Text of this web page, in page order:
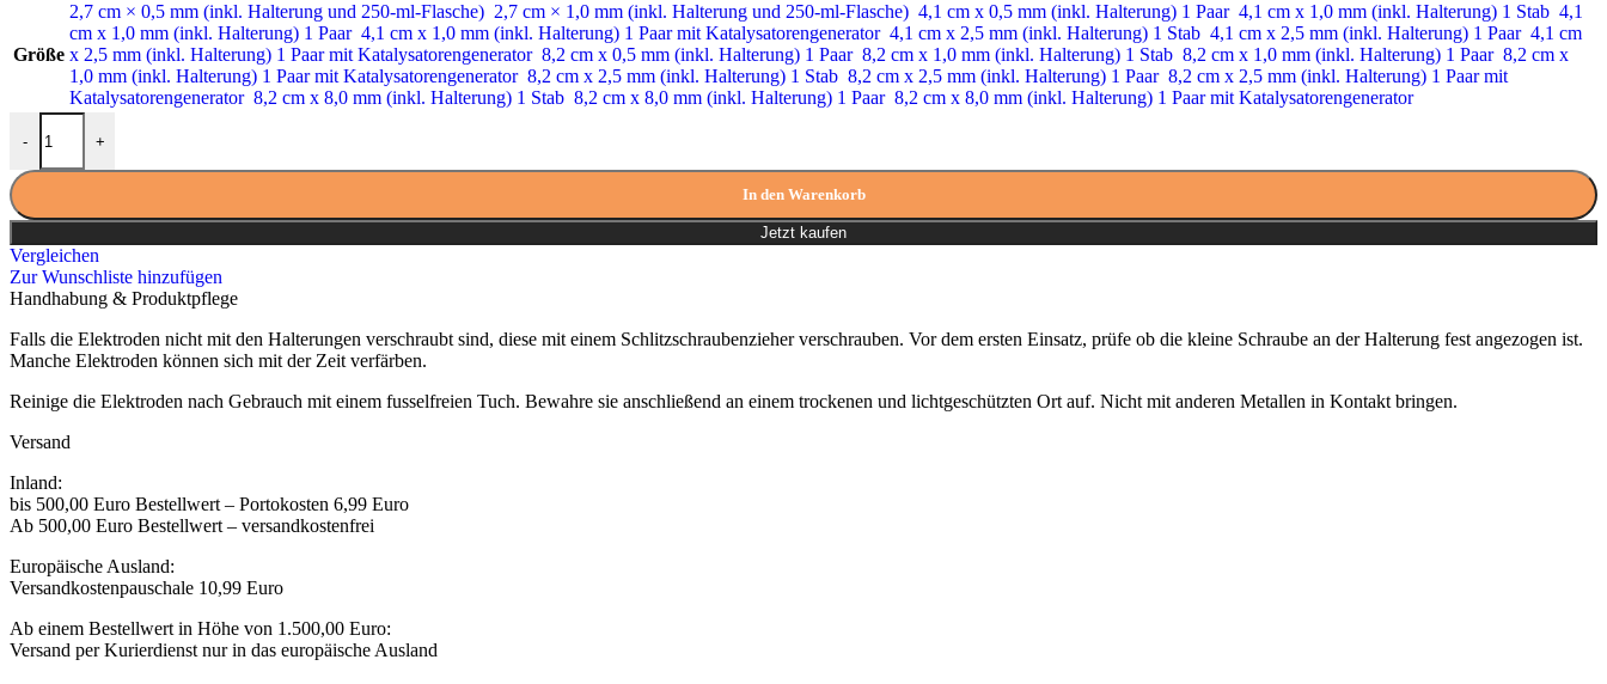
Größe
2,7 cm × 0,5 mm (inkl. Halterung und 250-ml-Flasche) 2,7 cm × 1,0 mm (inkl. Halterung und 250-ml-Flasche) 4,1 cm x 0,5 mm (inkl. Halterung) 1 Paar 4,1 cm x 1,0 mm (inkl. Halterung) 1 Stab 4,1
cm x 1,0 mm (inkl. Halterung) 1 Paar 4,1 cm x 1,0 mm (inkl. Halterung) 1 Paar mit Katalysatorengenerator 4,1 cm x 2,5 mm (inkl. Halterung) 1 Stab 4,1 cm x 2,5 mm (inkl. Halterung) 1 Paar 4,1 cm
x 2,5 mm (inkl. Halterung) 1 Paar mit Katalysatorengenerator 8,2 cm x 0,5 mm (inkl. Halterung) 1 Paar 8,2 cm x 1,0 mm (inkl. Halterung) 1 Stab 8,2 cm x 1,0 mm (inkl. Halterung) 1 Paar 8,2 cm x
1,0 mm (inkl. Halterung) 1 Paar mit Katalysatorengenerator 8,2 cm x 2,5 mm (inkl. Halterung) 1 Stab 8,2 cm x 2,5 mm (inkl. Halterung) 1 Paar 8,2 cm x 2,5 mm (inkl. Halterung) 1 Paar mit
Katalysatorengenerator 8,2 cm x 8,0 mm (inkl. Halterung) 1 Stab 8,2 cm x 8,0 mm (inkl. Halterung) 1 Paar 8,2 cm x 8,0 mm (inkl. Halterung) 1 Paar mit Katalysatorengenerator
-
Gold Elektroden 4,1 cm x 0,5 mm (1 Paar) Menge
+
In den Warenkorb
Jetzt kaufen
Vergleichen
Zur Wunschliste hinzufügen
Handhabung & Produktpflege
Falls die Elektroden nicht mit den Halterungen verschraubt sind, diese mit einem Schlitzschraubenzieher verschrauben. Vor dem ersten Einsatz, prüfe ob die kleine Schraube an der Halterung fest angezogen ist.
Manche Elektroden können sich mit der Zeit verfärben.
Reinige die Elektroden nach Gebrauch mit einem fusselfreien Tuch. Bewahre sie anschließend an einem trockenen und lichtgeschützten Ort auf. Nicht mit anderen Metallen in Kontakt bringen.
Versand
Inland:
bis 500,00 Euro Bestellwert – Portokosten 6,99 Euro
Ab 500,00 Euro Bestellwert – versandkostenfrei
Europäische Ausland:
Versandkostenpauschale 10,99 Euro
Ab einem Bestellwert in Höhe von 1.500,00 Euro:
Versand per Kurierdienst nur in das europäische Ausland